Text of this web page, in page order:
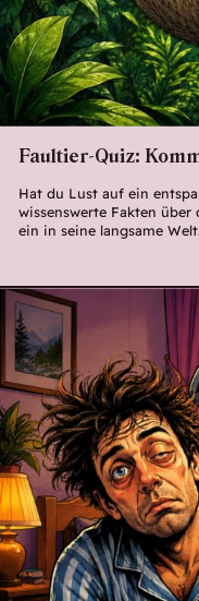
Faultier-Quiz:
Hat du Lust auf ein
wissenswerte Fakten
ein in seine langsame